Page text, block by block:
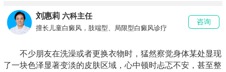
刘惠莉 六科主任
擅长儿童白癜风，肢端型、局限型白癜风诊疗
咨询
不少朋友在洗澡或者更换衣物时，猛然察觉身体某处显现
了一块色泽显著变淡的皮肤区域，心中顿时忐忑不安，甚至整